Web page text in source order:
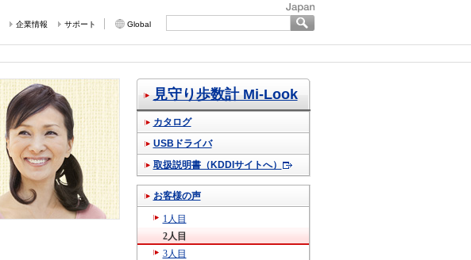
企業情報 サポート Global
見守り歩数計 Mi-Look
カタログ
USBドライバ
取扱説明書（KDDIサイトへ）
お客様の声
1人目
2人目
3人目